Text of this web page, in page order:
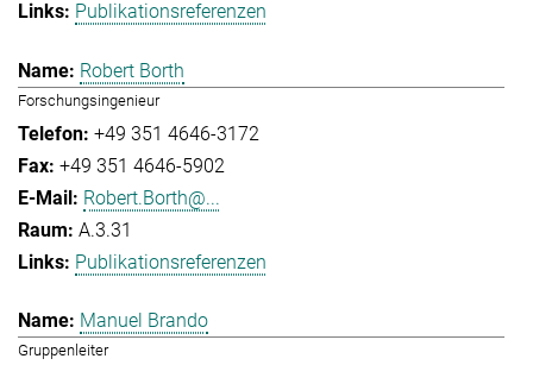
Publikationsreferenzen
Robert Borth
Forschungsingenieur
+49 351 4646-3172
+49 351 4646-5902
Robert.Borth@...
A.3.31
Publikationsreferenzen
Manuel Brando
Gruppenleiter